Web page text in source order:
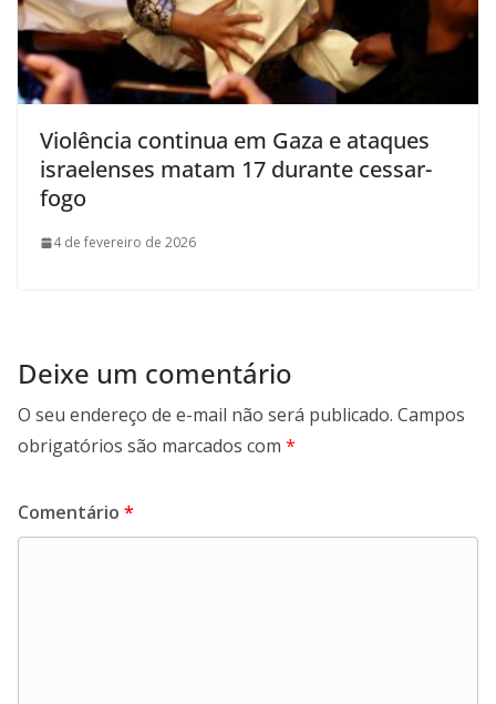
Violência continua em Gaza e ataques
israelenses matam 17 durante cessar-
fogo
4 de fevereiro de 2026
Deixe um comentário
O seu endereço de e-mail não será publicado. Campos
obrigatórios são marcados com *
Comentário *